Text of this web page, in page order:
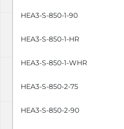
HEA3-S-850-1-90
HEA3-S-850-1-HR
HEA3-S-850-1-WHR
HEA3-S-850-2-75
HEA3-S-850-2-90